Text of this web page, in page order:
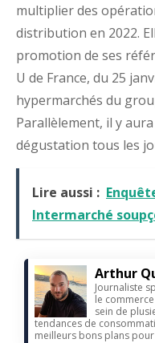
multiplier des
distribution en 2022.
promotion de ses
U de France, du 25
hypermarchés du
Parallèlement, il y
dégustation tous les
Lire aussi :
Intermarché
Arthur
Journaliste
le
sein de
tendances de
meilleurs bons plans pour